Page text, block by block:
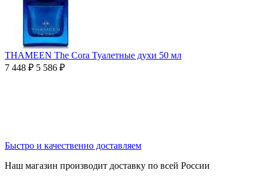
THAMEEN The Cora Туалетные духи 50 мл
7 448 ₽ 5 586 ₽
Быстро и качественно доставляем
Наш магазин производит доставку по всей России